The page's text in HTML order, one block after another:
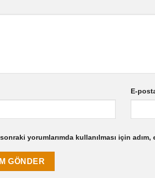
E-
yorumlarımda kullanılması için